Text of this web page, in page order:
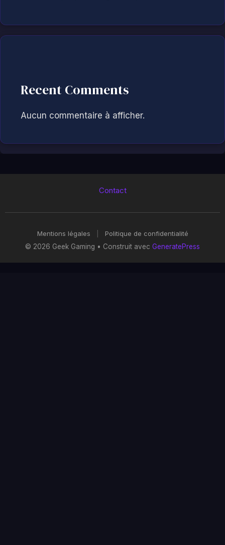
Recent Comments
Aucun commentaire à afficher.
Contact
Mentions légales
Politique de confidentialité
© 2026 Geek Gaming • Construit avec GeneratePress